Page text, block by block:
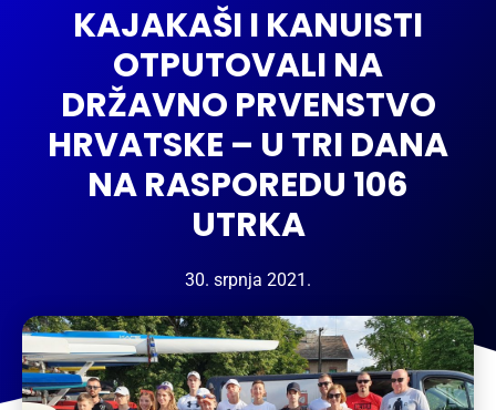
KAJAKAŠI I KANUISTI
OTPUTOVALI NA
DRŽAVNO PRVENSTVO
HRVATSKE – U TRI DANA
NA RASPOREDU 106
UTRKA
30. srpnja 2021.